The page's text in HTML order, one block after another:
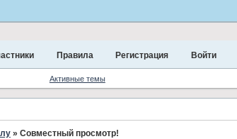
Правила Регистрация Войти
Активные темы
» Совместный просмотр!